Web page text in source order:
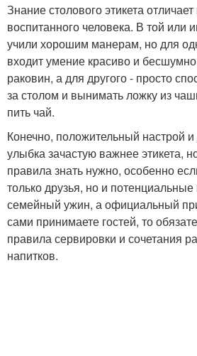
Знание столового этикета отличает
воспитанного человека. В той или
учили хорошим манерам, но для
входит умение красиво и бесшумно
раковин, а для другого - просто
за столом и вынимать ложку из
пить чай.
Конечно, положительный настрой
улыбка зачастую важнее этикета,
правила знать нужно, особенно
только друзья, но и
семейный ужин, а официальный
сами принимаете гостей, то
правила сервировки и сочетания
напитков.